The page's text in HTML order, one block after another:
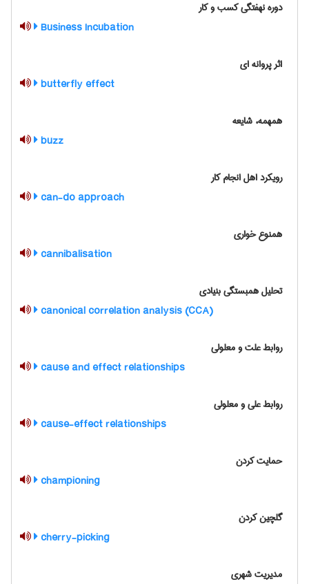
دوره نهفتگی کسب و کار
Business Incubation
اثر پروانه ای
butterfly effect
همهمه، شایعه
buzz
رویکرد اهل انجام کار
can-do approach
همنوع خواری
cannibalisation
تحلیل همبستگی بنیادی
canonical correlation analysis (CCA)
روابط علت و معلولی
cause and effect relationships
روابط علی و معلولی
cause-effect relationships
حمایت کردن
championing
گلچین کردن
cherry-picking
مدیریت شهری